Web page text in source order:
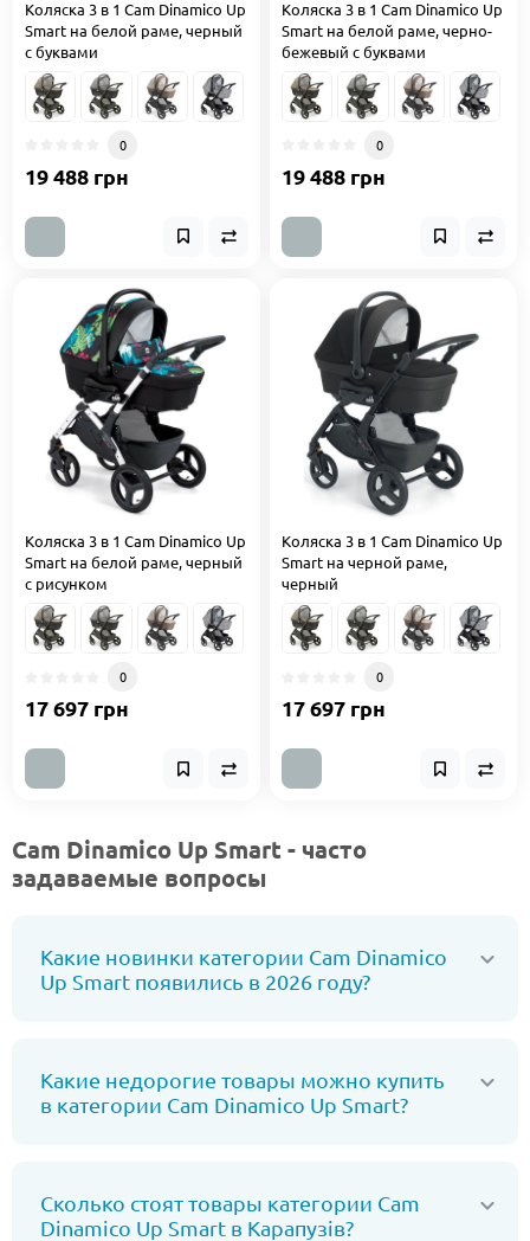
Коляска 3 в 1 Cam Dinamico Up
Smart на белой раме, черный
с буквами
0
19 488 грн
Коляска 3 в 1 Cam Dinamico Up
Smart на белой раме, черно-
бежевый с буквами
0
19 488 грн
Коляска 3 в 1 Cam Dinamico Up
Smart на белой раме, черный
с рисунком
0
17 697 грн
Коляска 3 в 1 Cam Dinamico Up
Smart на черной раме,
черный
0
17 697 грн
Cam Dinamico Up Smart - часто
задаваемые вопросы
Какие новинки категории Cam Dinamico
Up Smart появились в 2026 году?
Какие недорогие товары можно купить
в категории Cam Dinamico Up Smart?
Сколько стоят товары категории Cam
Dinamico Up Smart в Карапузів?